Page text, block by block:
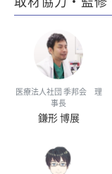
医療法人社団 季邦会 理
事長
鎌形 博展